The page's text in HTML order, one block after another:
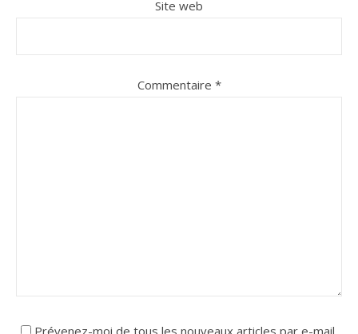
Site web
Commentaire *
Prévenez-moi de tous les nouveaux articles par e-mail.